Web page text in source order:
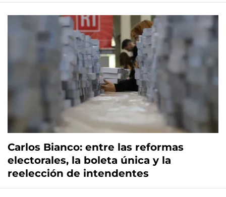
Carlos Bianco: entre las reformas
electorales, la boleta única y la
reelección de intendentes